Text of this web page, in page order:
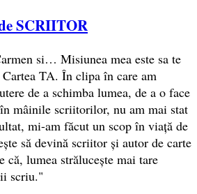
SCRIITOR
si… Misiunea mea este sa te
Cartea TA. În clipa în care am
de a schimba lumea, de a o face
mâinile scriitorilor, nu am mai stat
mi-am făcut un scop în viață de
să devină scriitor și autor de carte
că, lumea strălucește mai tare
scriu."